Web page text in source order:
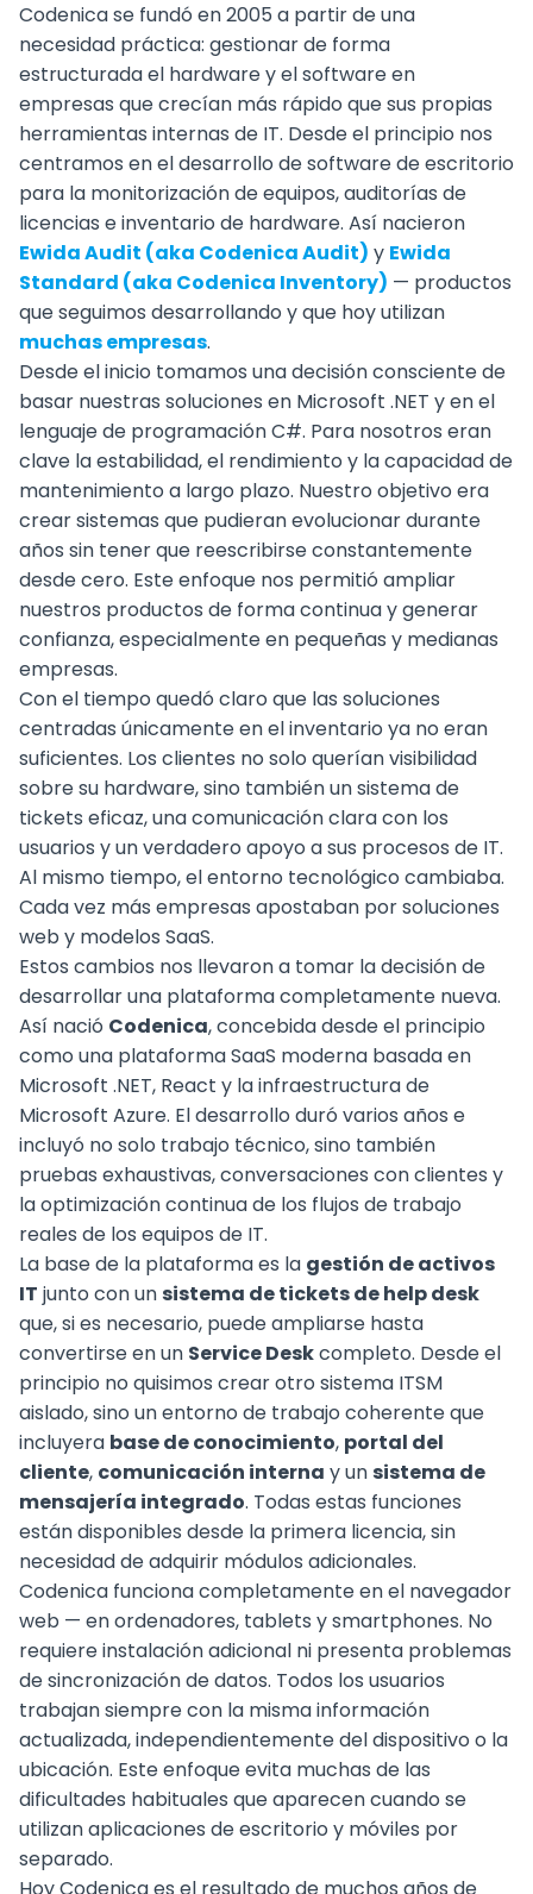
Codenica se fundó en 2005 a partir de una
necesidad práctica: gestionar de forma
estructurada el hardware y el software en
empresas que crecían más rápido que sus propias
herramientas internas de IT. Desde el principio nos
centramos en el desarrollo de software de escritorio
para la monitorización de equipos, auditorías de
licencias e inventario de hardware. Así nacieron
Ewida Audit (aka Codenica Audit) y Ewida
Standard (aka Codenica Inventory) — productos
que seguimos desarrollando y que hoy utilizan
muchas empresas.
Desde el inicio tomamos una decisión consciente de
basar nuestras soluciones en Microsoft .NET y en el
lenguaje de programación C#. Para nosotros eran
clave la estabilidad, el rendimiento y la capacidad de
mantenimiento a largo plazo. Nuestro objetivo era
crear sistemas que pudieran evolucionar durante
años sin tener que reescribirse constantemente
desde cero. Este enfoque nos permitió ampliar
nuestros productos de forma continua y generar
confianza, especialmente en pequeñas y medianas
empresas.
Con el tiempo quedó claro que las soluciones
centradas únicamente en el inventario ya no eran
suficientes. Los clientes no solo querían visibilidad
sobre su hardware, sino también un sistema de
tickets eficaz, una comunicación clara con los
usuarios y un verdadero apoyo a sus procesos de IT.
Al mismo tiempo, el entorno tecnológico cambiaba.
Cada vez más empresas apostaban por soluciones
web y modelos SaaS.
Estos cambios nos llevaron a tomar la decisión de
desarrollar una plataforma completamente nueva.
Así nació Codenica, concebida desde el principio
como una plataforma SaaS moderna basada en
Microsoft .NET, React y la infraestructura de
Microsoft Azure. El desarrollo duró varios años e
incluyó no solo trabajo técnico, sino también
pruebas exhaustivas, conversaciones con clientes y
la optimización continua de los flujos de trabajo
reales de los equipos de IT.
La base de la plataforma es la gestión de activos
IT junto con un sistema de tickets de help desk
que, si es necesario, puede ampliarse hasta
convertirse en un Service Deskcompleto. Desde el
principio no quisimos crear otro sistema ITSM
aislado, sino un entorno de trabajo coherente que
incluyera base de conocimiento, portal del
cliente, comunicación interna y un sistema de
mensajería integrado. Todas estas funciones
están disponibles desde la primera licencia, sin
necesidad de adquirir módulos adicionales.
Codenica funciona completamente en el navegador
web — en ordenadores, tablets y smartphones. No
requiere instalación adicional ni presenta problemas
de sincronización de datos. Todos los usuarios
trabajan siempre con la misma información
actualizada, independientemente del dispositivo o la
ubicación. Este enfoque evita muchas de las
dificultades habituales que aparecen cuando se
utilizan aplicaciones de escritorio y móviles por
separado.